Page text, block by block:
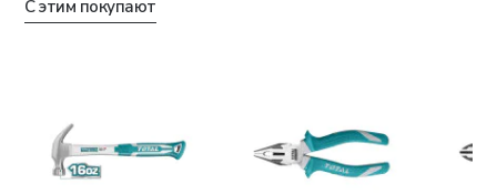
С этим покупают